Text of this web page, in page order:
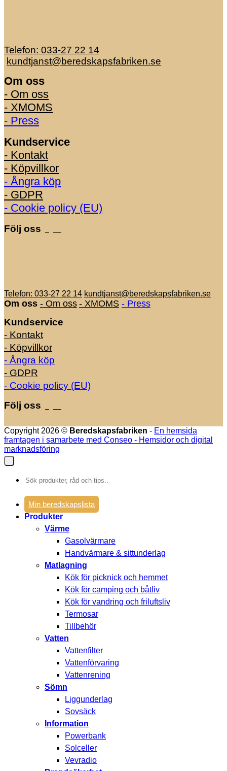
Telefon: 033-27 22 14
kundtjanst@beredskapsfabriken.se
Om oss
- Om oss
- XMOMS
- Press
Kundservice
- Kontakt
- Köpvillkor
- Ångra köp
- GDPR
- Cookie policy (EU)
Följ oss
Telefon: 033-27 22 14 kundtjanst@beredskapsfabriken.se
Om oss - Om oss - XMOMS - Press
Kundservice
- Kontakt
- Köpvillkor
- Ångra köp
- GDPR
- Cookie policy (EU)
Följ oss
Copyright 2026 © Beredskapsfabriken - En hemsida
framtagen i samarbete med Conseo - Hemsidor och digital
marknadsföring
Sök
Min beredskapslista
Produkter
Värme
Gasolvärmare
Handvärmare & sittunderlag
Matlagning
Kök för picknick och hemmet
Kök för camping och båtliv
Kök för vandring och friluftsliv
Termosar
Tillbehör
Vatten
Vattenfilter
Vattenförvaring
Vattenrening
Sömn
Liggunderlag
Sovsäck
Information
Powerbank
Solceller
Vevradio